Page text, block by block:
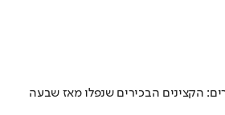
הקצינים הבכירים שנפלו מאז שבעה